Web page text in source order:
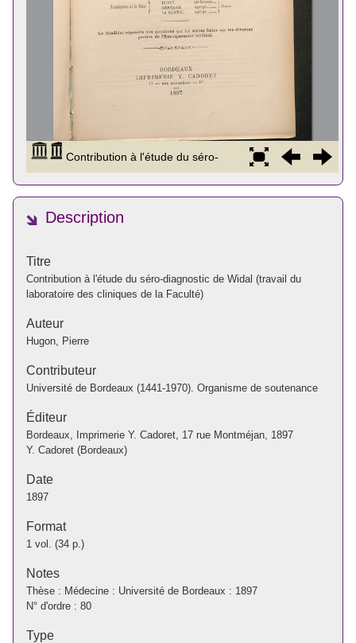
Description
Titre
Contribution à l'étude du séro-diagnostic de Widal (travail du
laboratoire des cliniques de la Faculté)
Auteur
Hugon, Pierre
Contributeur
Université de Bordeaux (1441-1970). Organisme de soutenance
Éditeur
Bordeaux, Imprimerie Y. Cadoret, 17 rue Montméjan, 1897
Y. Cadoret (Bordeaux)
Date
1897
Format
1 vol. (34 p.)
Notes
Thèse : Médecine : Université de Bordeaux : 1897
N° d'ordre : 80
Type